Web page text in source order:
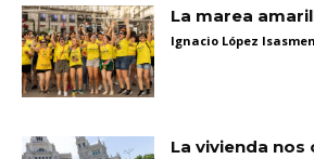
La marea
Ignacio López
La vivienda nos